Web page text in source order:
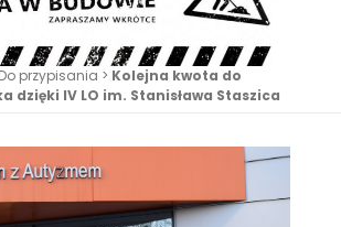
Do przypisania > Kolejna kwota do
dzięki IV LO im. Stanisława Staszica